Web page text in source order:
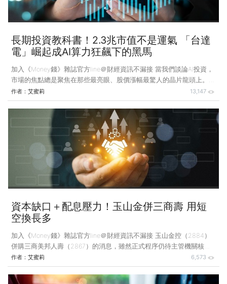
長期投資教科書！2.3兆市值不是運氣 「台達
電」崛起成AI算力狂飆下的黑馬
加入《Money錢》雜誌官方line＠財經資訊不漏接 當我們談論AI投資，
市場的焦點總是聚焦在那些最亮眼、股價漲幅最驚人的晶片龍頭上。然
而，此刻我們應該對能源與散熱多點關注。 隨著運算需求不斷飆升，
AI伺服器耗電量和發熱量加倍成長。晶片性能持續推進的同時，真正卡
住技術瓶頸的，其實是最底層的電力供應與散熱系統。 台達電角色轉
變 成AI供應鏈關鍵 提到台達電（2308），它過去的形象可能是缺乏話
題的「電腦電源供應器」供應商，而今它轉型為能源管理與自動化巨
頭，在AI伺服器的供應鏈中角色日益關鍵。9月，它以驚人的2.3兆元市
值超越聯發科，晉升為台股第三大權值
作者： 艾蜜莉 13,147
資本缺口＋配息壓力！玉山金併三商壽 用短
空換長多
加入《Money錢》雜誌官方line＠財經資訊不漏接 玉山金控（2884）
併購三商美邦人壽（2867）的消息，雖然正式程序仍待主管機關核
准，但這起交易已成為金融市場的焦點，對玉山金而言，這次併購除了
是業務版圖的延伸，也是結構性轉型的機會。 玉山金近年積極擴展事
業版圖，從銀行、證券，到併購保德信投信補齊資產管理業務，如今進
作者： 艾蜜莉 6,573